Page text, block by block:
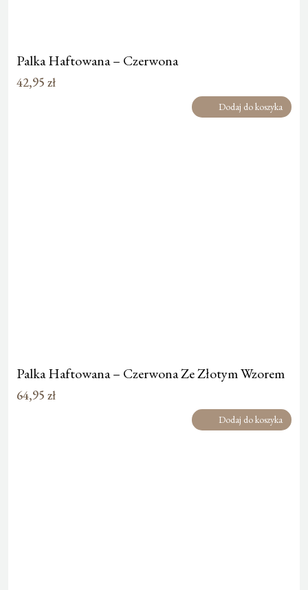
Palka Haftowana – Czerwona
42,95 zł
Dodaj do koszyka
Palka Haftowana – Czerwona Ze Złotym Wzorem
64,95 zł
Dodaj do koszyka